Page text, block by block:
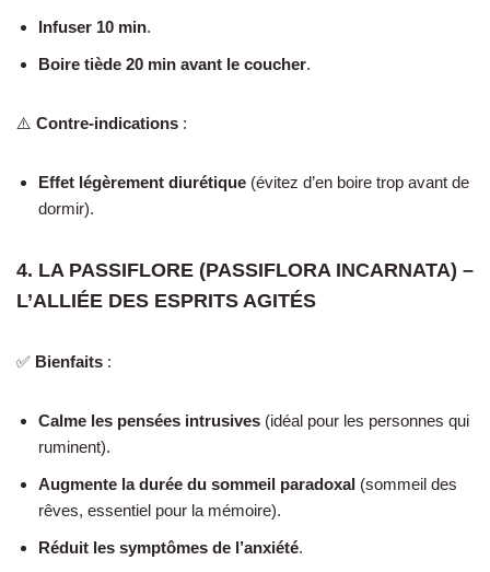
Infuser 10 min.
Boire tiède 20 min avant le coucher.
⚠️ Contre-indications :
Effet légèrement diurétique (évitez d’en boire trop avant de
dormir).
4. LA PASSIFLORE (PASSIFLORA INCARNATA) –
L’ALLIÉE DES ESPRITS AGITÉS
✅ Bienfaits :
Calme les pensées intrusives (idéal pour les personnes qui
ruminent).
Augmente la durée du sommeil paradoxal (sommeil des
rêves, essentiel pour la mémoire).
Réduit les symptômes de l’anxiété.